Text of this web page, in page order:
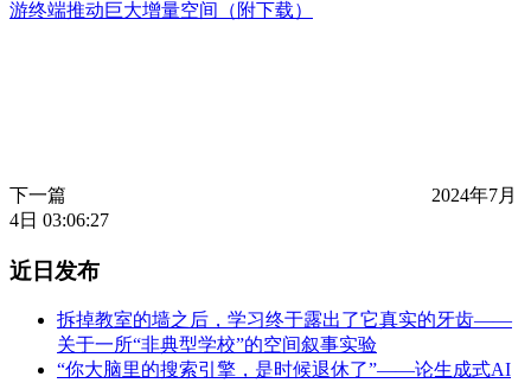
游终端推动巨大增量空间（附下载）
下一篇
2024年7月
4日 03:06:27
近日发布
拆掉教室的墙之后，学习终于露出了它真实的牙齿——
关于一所“非典型学校”的空间叙事实验
“你大脑里的搜索引擎，是时候退休了”——论生成式AI